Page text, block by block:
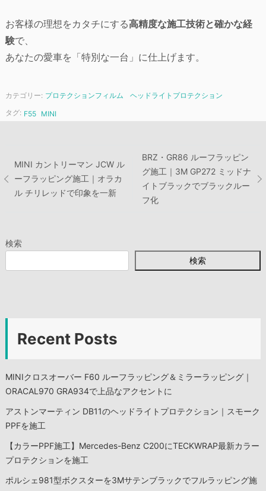
お客様の理想をカタチにする高精度な施工技術と確かな経
験で、
あなたの愛車を「特別な一台」に仕上げます。
カテゴリー: プロテクションフィルム
ヘッドライトプロテクション
タグ: F55 MINI
投
稿
ビ
ゲ
シ
ョ
ン
MINI カントリーマン JCW ル
ーフラッピング施工｜オラカ
ル チリレッドで印象を一新
BRZ・GR86 ルーフラッピン
グ施工｜3M GP272 ミッドナ
イトブラックでブラックルー
フ化
検索
検索
Recent Posts
MINIクロスオーバー F60 ルーフラッピング＆ミラーラッピング｜
ORACAL970 GRA934で上品なアクセントに
アストンマーティン DB11のヘッドライトプロテクション｜スモーク
PPFを施工
【カラーPPF施工】Mercedes-Benz C200にTECKWRAP最新カラー
プロテクションを施工
ポルシェ981型ボクスターを3Mサテンブラックでフルラッピング施